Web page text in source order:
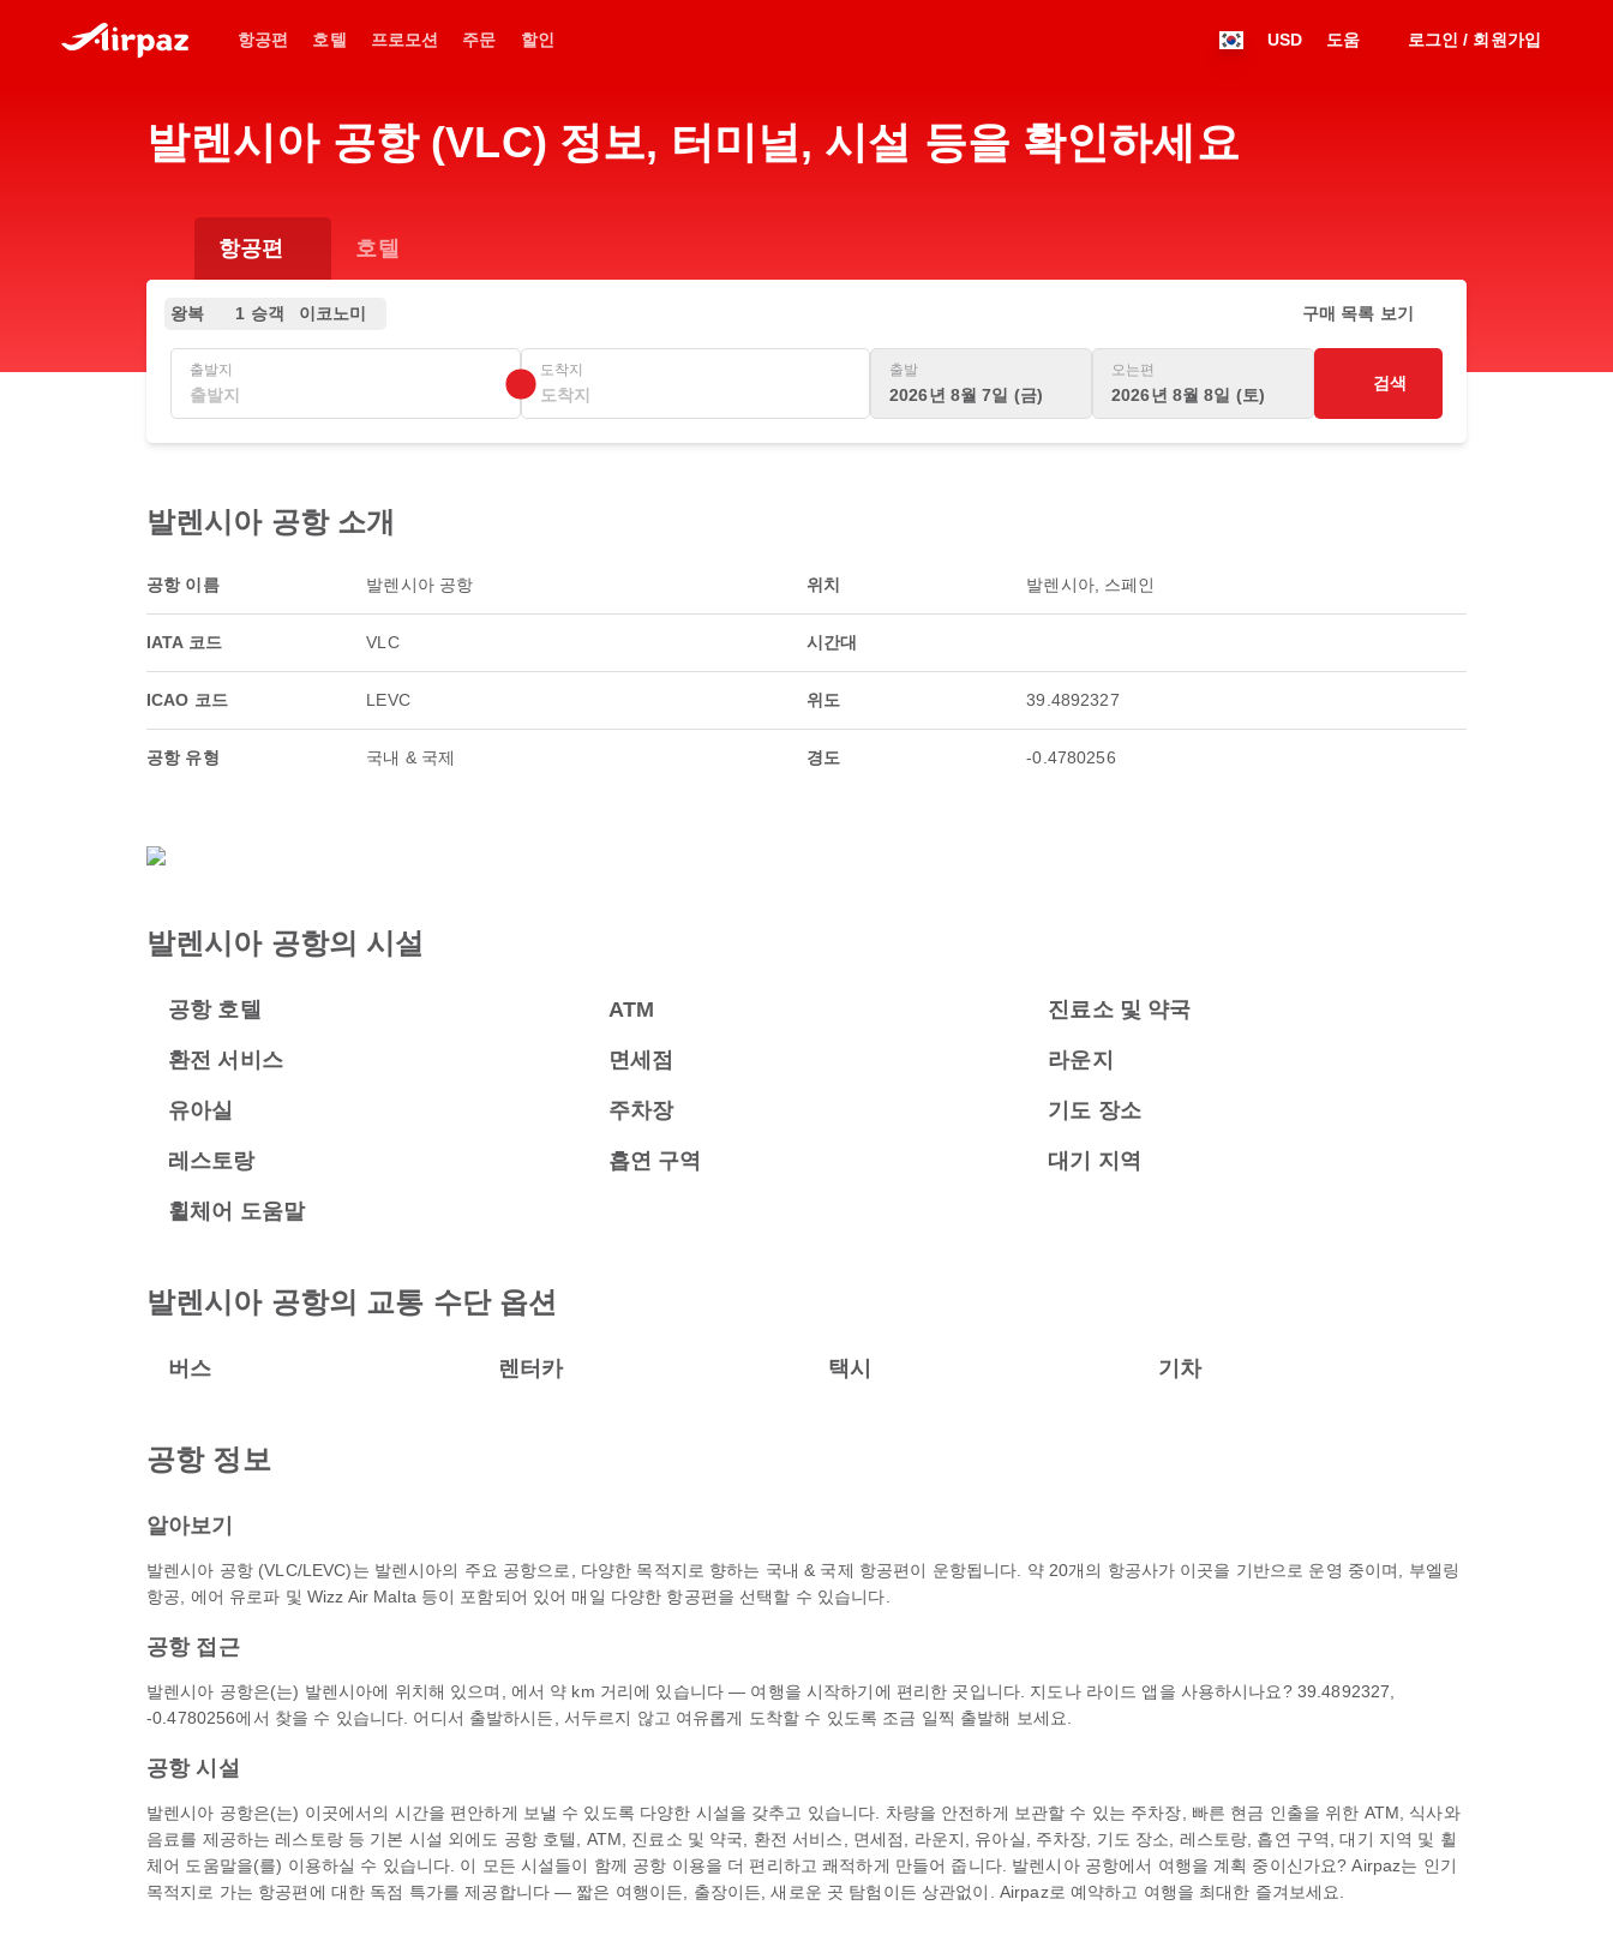
항공편 호텔 프로모션 주문 할인 USD 도움 로그인 / 회원가입
발렌시아 공항 (VLC) 정보, 터미널, 시설 등을 확인하세요
항공편 호텔
왕복 1 승객 이코노미 구매 목록 보기
출발지 도착지 출발
2026년 8월 7일 (금)
오는편
2026년 8월 8일 (토)
검색
발렌시아 공항 소개
공항 이름 발렌시아 공항
IATA 코드 VLC
ICAO 코드 LEVC
공항 유형 국내 & 국제
위치 발렌시아, 스페인
시간대
위도 39.4892327
경도 -0.4780256
발렌시아 공항의 시설
공항 호텔 ATM 진료소 및 약국
환전 서비스 면세점 라운지
유아실 주차장 기도 장소
레스토랑 흡연 구역 대기 지역
휠체어 도움말
발렌시아 공항의 교통 수단 옵션
버스 렌터카 택시 기차
공항 정보
알아보기
발렌시아 공항 (VLC/LEVC)는 발렌시아의 주요 공항으로, 다양한 목적지로 향하는 국내 & 국제 항공편이 운항됩니다. 약 20개의 항공사가 이곳을 기반으로 운영 중이며, 부엘링
항공, 에어 유로파 및 Wizz Air Malta 등이 포함되어 있어 매일 다양한 항공편을 선택할 수 있습니다.
공항 접근
발렌시아 공항은(는) 발렌시아에 위치해 있으며, 에서 약 km 거리에 있습니다 — 여행을 시작하기에 편리한 곳입니다. 지도나 라이드 앱을 사용하시나요? 39.4892327,
-0.4780256에서 찾을 수 있습니다. 어디서 출발하시든, 서두르지 않고 여유롭게 도착할 수 있도록 조금 일찍 출발해 보세요.
공항 시설
발렌시아 공항은(는) 이곳에서의 시간을 편안하게 보낼 수 있도록 다양한 시설을 갖추고 있습니다. 차량을 안전하게 보관할 수 있는 주차장, 빠른 현금 인출을 위한 ATM, 식사와
음료를 제공하는 레스토랑 등 기본 시설 외에도 공항 호텔, ATM, 진료소 및 약국, 환전 서비스, 면세점, 라운지, 유아실, 주차장, 기도 장소, 레스토랑, 흡연 구역, 대기 지역 및 휠
체어 도움말을(를) 이용하실 수 있습니다. 이 모든 시설들이 함께 공항 이용을 더 편리하고 쾌적하게 만들어 줍니다. 발렌시아 공항에서 여행을 계획 중이신가요? Airpaz는 인기
목적지로 가는 항공편에 대한 독점 특가를 제공합니다 — 짧은 여행이든, 출장이든, 새로운 곳 탐험이든 상관없이. Airpaz로 예약하고 여행을 최대한 즐겨보세요.